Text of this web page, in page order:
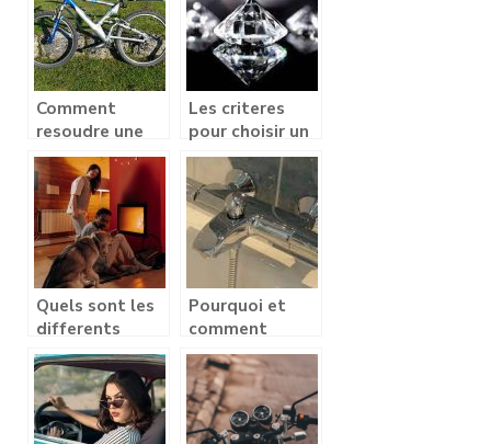
Comment
resoudre une
defaillance de
l’assistance
electrique d’un
velo Decathlon
?
Les criteres
pour choisir un
bijou de qualite
en diamant
Quels sont les
differents
types de
chauffage a
installer chez
soi ?
Pourquoi et
comment
installer le
mitigeur
thermostatique
dans votre